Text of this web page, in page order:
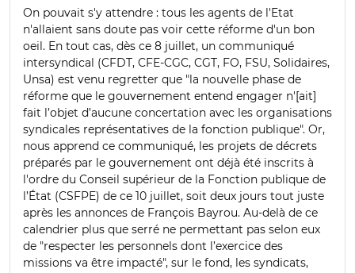
On pouvait s'y attendre : tous les agents de l'Etat
n'allaient sans doute pas voir cette réforme d'un bon
oeil. En tout cas, dès ce 8 juillet, un communiqué
intersyndical (CFDT, CFE-CGC, CGT, FO, FSU, Solidaires,
Unsa) est venu regretter que "la nouvelle phase de
réforme que le gouvernement entend engager n'[ait]
fait l’objet d’aucune concertation avec les organisations
syndicales représentatives de la fonction publique". Or,
nous apprend ce communiqué, les projets de décrets
préparés par le gouvernement ont déjà été inscrits à
l'ordre du Conseil supérieur de la Fonction publique de
l’État (CSFPE) de ce 10 juillet, soit deux jours tout juste
après les annonces de François Bayrou. Au-delà de ce
calendrier plus que serré ne permettant pas selon eux
de "respecter les personnels dont l’exercice des
missions va être impacté", sur le fond, les syndicats,